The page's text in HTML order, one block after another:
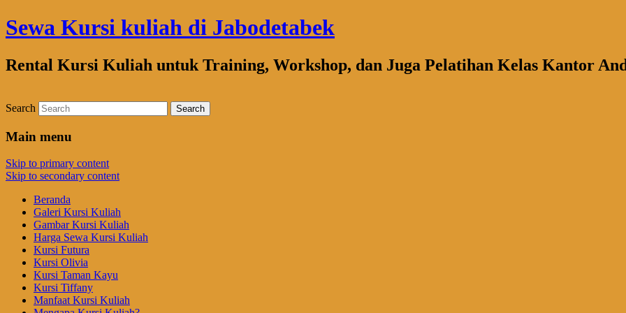
Sewa Kursi kuliah di Jabodetabek
Rental Kursi Kuliah untuk Training, Workshop, dan Juga Pelatihan Kelas Kantor
Search
Main menu
Skip to primary content
Skip to secondary content
Beranda
Galeri Kursi Kuliah
Gambar Kursi Kuliah
Harga Sewa Kursi Kuliah
Kursi Futura
Kursi Olivia
Kursi Taman Kayu
Kursi Tiffany
Manfaat Kursi Kuliah